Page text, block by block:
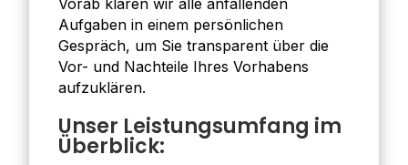
Aufgaben in einem persönlichen
Gespräch, um Sie transparent über die
Vor- und Nachteile Ihres Vorhabens
aufzuklären.
Unser Leistungsumfang im
Überblick: